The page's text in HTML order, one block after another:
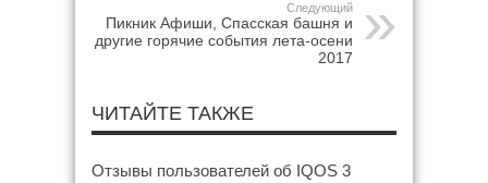
Следующий
Пикник Афиши, Спасская башня и
другие горячие события лета-осени
2017
ЧИТАЙТЕ ТАКЖЕ
Отзывы пользователей об IQOS 3